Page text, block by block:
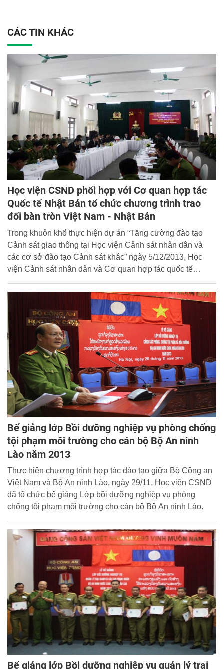
CÁC TIN KHÁC
Học viện CSND phối hợp với Cơ quan hợp tác
Quốc tế Nhật Bản tổ chức chương trình trao
đổi bàn tròn Việt Nam - Nhật Bản
Trong khuôn khổ thực hiện dự án “Tăng cường đào tạo
Cảnh sát giao thông tại Học viện Cảnh sát nhân dân và
các cơ sở đào tạo Cảnh sát khác” ngày 5/12/2013, Học
viện Cảnh sát nhân dân và Cơ quan hợp tác quốc tế
bàn tròn Việt Nam - Nhật Bản về chủ đề đảm bảo trật tự an
toàn giao thông - kinh nghiệm của Nhật Bản và Việt Nam
tại Học viện Cảnh sát nhân dân.
Bế giảng lớp Bồi dưỡng nghiệp vụ phòng chống
tội phạm môi trường cho cán bộ Bộ An ninh
Lào năm 2013
Thực hiện chương trình hợp tác đào tạo giữa Bộ Công an
Việt Nam và Bộ An ninh Lào, ngày 29/11, Học viện CSND
đã tổ chức bế giảng Lớp bồi dưỡng nghiệp vụ phòng
chống tội phạm môi trường cho cán bộ Bộ An ninh Lào.
Bế giảng lớp Bồi dưỡng nghiệp vụ quản lý trại